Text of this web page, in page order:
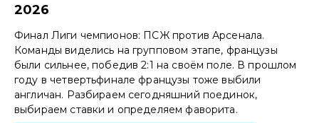
2026
Финал Лиги чемпионов: ПСЖ против Арсенала.
Команды виделись на групповом этапе, французы
были сильнее, победив 2:1 на своём поле. В прошлом
году в четвертьфинале французы тоже выбили
англичан. Разбираем сегодняшний поединок,
выбираем ставки и определяем фаворита.